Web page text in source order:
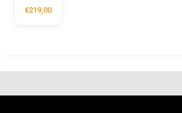
€219,00